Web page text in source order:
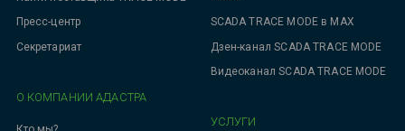
SCADA TRACE MODE в MAX
Дзен-канал SCADA TRACE MODE
Видеоканал SCADA TRACE MODE
УСЛУГИ
Пресс-центр
Секретариат
О КОМПАНИИ АДАСТРА